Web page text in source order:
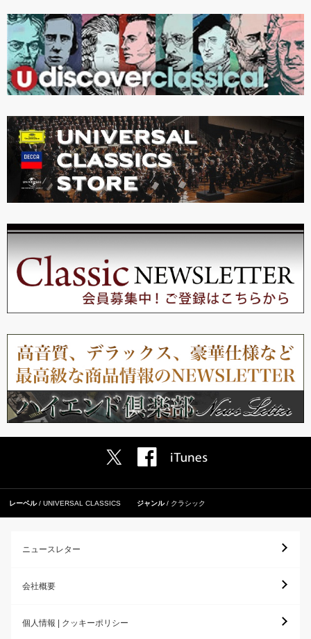
レーベル UNIVERSAL CLASSICS ジャンル クラシック
ニュースレター
会社概要
個人情報 | クッキーポリシー